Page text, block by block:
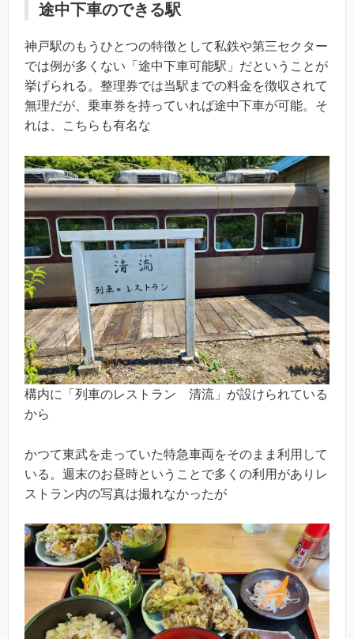
途中下車のできる駅
神戸駅のもうひとつの特徴として私鉄や第三セクター
では例が多くない「途中下車可能駅」だということが
挙げられる。整理券では当駅までの料金を徴収されて
無理だが、乗車券を持っていれば途中下車が可能。そ
れは、こちらも有名な
構内に「列車のレストラン 清流」が設けられている
から
かつて東武を走っていた特急車両をそのまま利用して
いる。週末のお昼時ということで多くの利用がありレ
ストラン内の写真は撮れなかったが